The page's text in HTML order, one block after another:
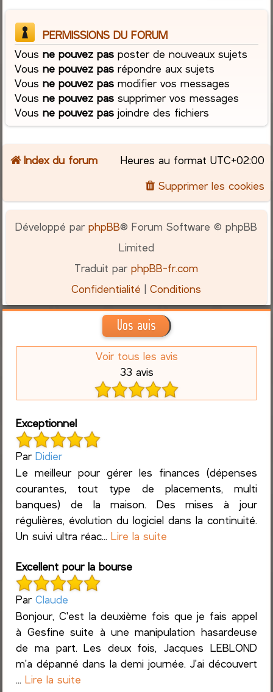
PERMISSIONS DU FORUM
Vousne pouvez pas poster de nouveaux sujets
Vousne pouvez pas répondre aux sujets
Vousne pouvez pas modifier vos messages
Vousne pouvez pas supprimer vos messages
Vousne pouvez pas joindre des fichiers
Index du forum Heures au format UTC+02:00
Supprimer les cookies
Développé parphpBB® Forum Software © phpBB
Limited
Traduit parphpBB-fr.com
Confidentialité |Conditions
Vos avis
Voir tous les avis
33 avis
Exceptionnel
ParDidier
Le meilleur pour gérer les finances (dépenses
courantes, tout type de placements, multi
banques) de la maison. Des mises à jour
régulières, évolution du logiciel dans la continuité.
Un suivi ultra réac...Lire la suite
Excellent pour la bourse
ParClaude
Bonjour, C'est la deuxième fois que je fais appel
à Gesfine suite à une manipulation hasardeuse
de ma part. Les deux fois, Jacques LEBLOND
m'a dépanné dans la demi journée. J'ai découvert
...Lire la suite